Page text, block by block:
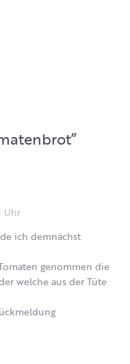
”
Uhr
ich demnächst
genommen die
welche aus der Tüte